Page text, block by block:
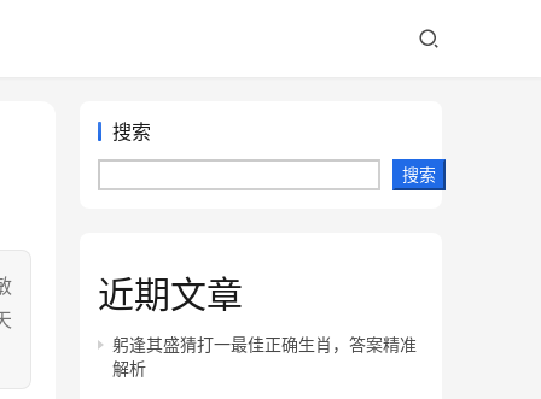
搜索
搜索
近期文章
躬逢其盛猜打一最佳正确生肖，答案精准
解析